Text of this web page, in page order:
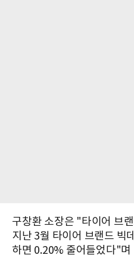
구창환 소장은 "타이어 브
지난 3월 타이어 브랜드 빅
하면 0.20% 줄어들었다"